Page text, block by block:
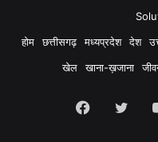
होम
छत्तीसगढ़ मध्यप्रदेश देश
खेल
खाना-ख़जाना
Facebook